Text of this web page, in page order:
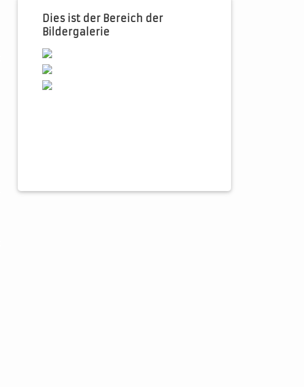
Dies ist der Bereich der
Bildergalerie